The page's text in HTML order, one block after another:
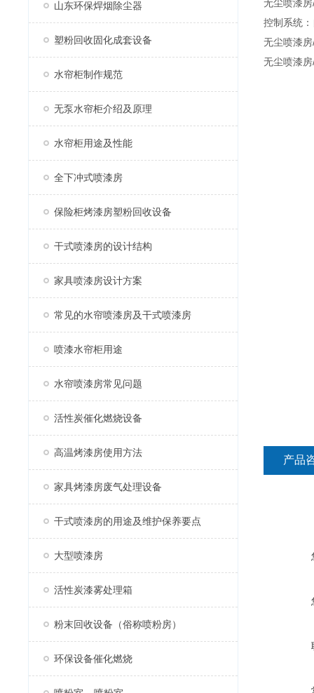
山东环保焊烟除尘器
塑粉回收固化成套设备
水帘柜制作规范
无泵水帘柜介绍及原理
水帘柜用途及性能
全下冲式喷漆房
保险柜烤漆房塑粉回收设备
干式喷漆房的设计结构
家具喷漆房设计方案
常见的水帘喷漆房及干式喷漆房
喷漆水帘柜用途
水帘喷漆房常见问题
活性炭催化燃烧设备
高温烤漆房使用方法
家具烤漆房废气处理设备
干式喷漆房的用途及维护保养要点
大型喷漆房
活性炭漆雾处理箱
粉末回收设备（俗称喷粉房）
环保设备催化燃烧
无尘喷漆
控制系统
无尘喷漆
无尘喷漆
产品